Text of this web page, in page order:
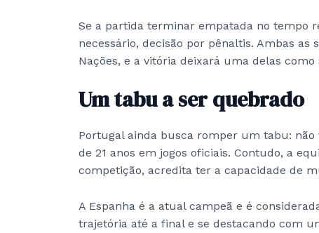
Se a partida terminar empatada no tempo
necessário, decisão por pênaltis. Ambas
Nações, e a vitória deixará uma delas
Um tabu a ser quebrado
Portugal ainda busca romper um tabu: não
de 21 anos em jogos oficiais. Contudo, a
competição, acredita ter a capacidade de
A Espanha é a atual campeã e é
trajetória até a final e se destacando com